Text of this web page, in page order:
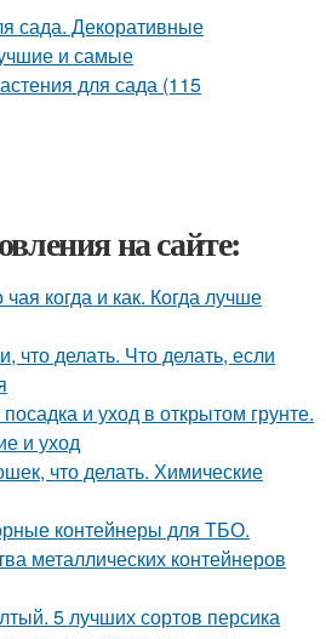
на сайте:
когда и как. Когда лучше
что делать. Что делать, если
и уход в открытом грунте.
и уход
что делать. Химические
контейнеры для ТБО.
металлических контейнеров
5 лучших сортов персика